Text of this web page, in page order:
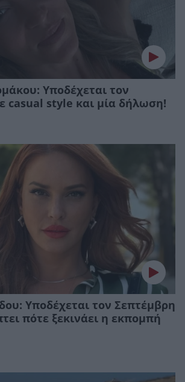
Υποδέχεται τον
casual style και μία δήλωση!
Υποδέχεται τον Σεπτέμβρη
πότε ξεκινάει η εκπομπή